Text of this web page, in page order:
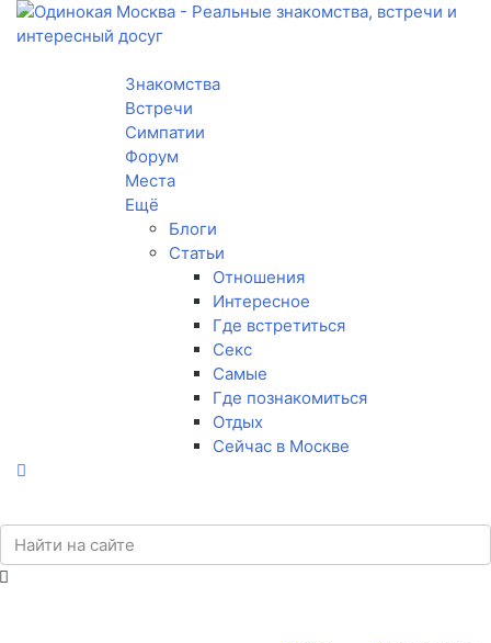
Toggle navigation
Знакомства
Встречи
Симпатии
Форум
Места
Ещё
Блоги
Статьи
Отношения
Интересное
Где встретиться
Секс
Самые
Где познакомиться
Отдых
Сейчас в Москве